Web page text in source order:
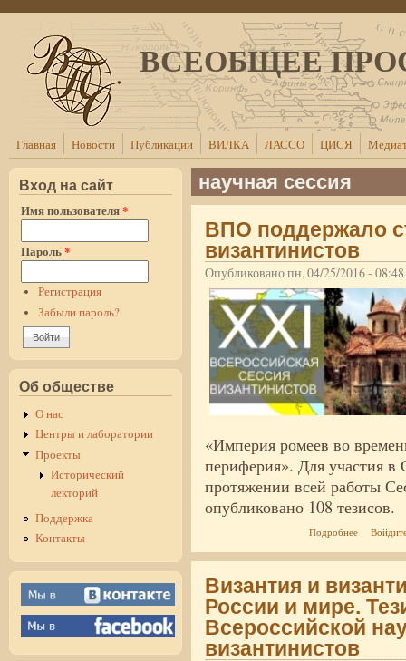
Перейти к основному содержанию
ВСЕОБЩЕЕ
Главная Новости Публикации ВИЛКА ЛАССО ЦИСЯ
Вход на сайт
Имя пользователя*
Пароль*
Регистрация
Забыли пароль?
Об обществе
О нас
Центры и лаборатории
Проекты
Исторический
лекторий
Поддержка
Контакты
научная сессия
ВПО поддержало
византинистов
Опубликовано пн, 04/25/2016 -
«Империя ромеев во
периферия». Для участия в
протяжении всей работы
опубликовано 108 тезисов.
Подробнее о ВПО
Византия и
России и мире.
Всероссийской
византинистов